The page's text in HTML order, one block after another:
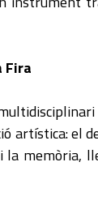
Fira
artística: el
la memòria,